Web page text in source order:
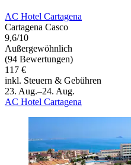
AC Hotel Cartagena
Cartagena Casco
9,6/10
Außergewöhnlich
(94 Bewertungen)
117 €
inkl. Steuern & Gebühren
23. Aug.–24. Aug.
AC Hotel Cartagena